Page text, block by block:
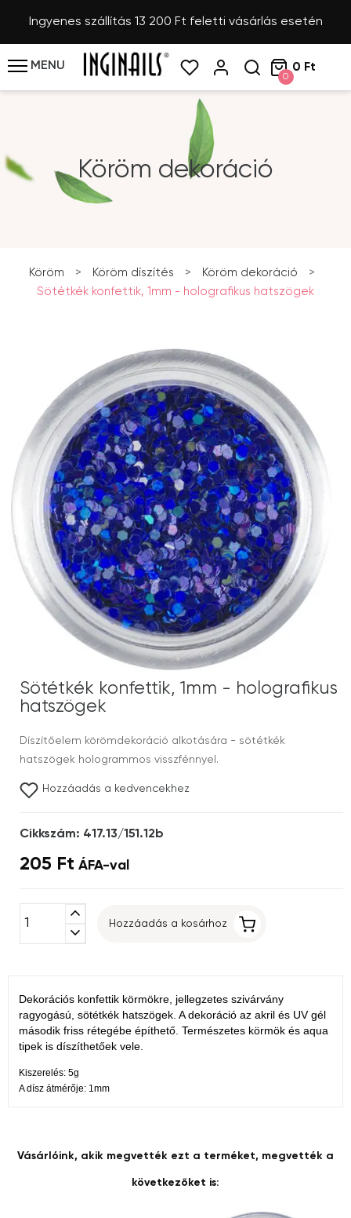
Ingyenes szállítás 13 200 Ft feletti vásárlás esetén
MENU
0
0 Ft
Köröm dekoráció
Köröm > Köröm díszítés > Köröm dekoráció
>
Sötétkék konfettik, 1mm - holografikus hatszögek
Sötétkék konfettik, 1mm - holografikus
hatszögek
Díszítőelem körömdekoráció alkotására - sötétkék
hatszögek hologrammos visszfénnyel.
Hozzáadás a kedvencekhez
Cikkszám: 417.13/151.12b
205 Ft ÁFA-val
expand_less
expand_more
Hozzáadás a kosárhoz
Dekorációs konfettik körmökre, jellegzetes szivárvány
ragyogású, sötétkék hatszögek. A dekoráció az akril és UV gél
második friss rétegébe építhető. Természetes körmök és aqua
tipek is díszíthetőek vele.
Kiszerelés: 5g
A dísz átmérője: 1mm
Vásárlóink, akik megvették ezt a terméket, megvették a
következőket is: